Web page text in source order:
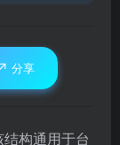
↗️ 分享
构通用于台